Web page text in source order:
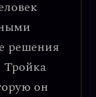
решения
Тройка
он